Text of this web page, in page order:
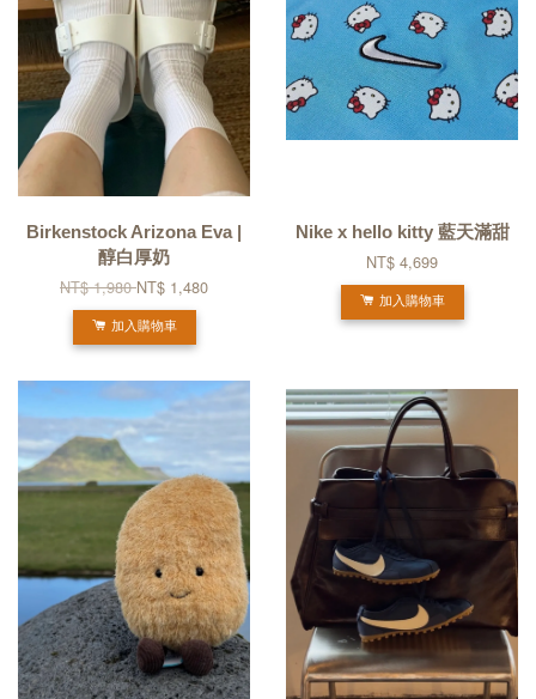
Birkenstock Arizona Eva |
醇白厚奶
NT$ 1,980NT$ 1,480
加入購物車
Nike x hello kitty 藍天滿甜
NT$ 4,699
加入購物車